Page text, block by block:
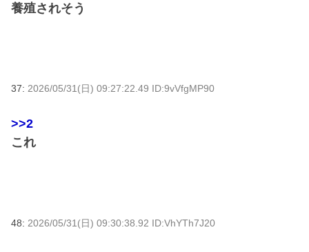
養殖されそう
37: 2026/05/31(日) 09:27:22.49 ID:9vVfgMP90
>>2
これ
48: 2026/05/31(日) 09:30:38.92 ID:VhYTh7J20